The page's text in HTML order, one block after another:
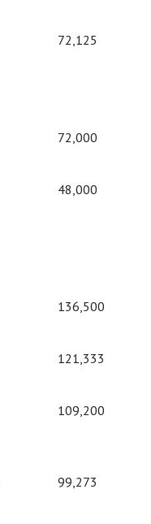
72,125
72,000
48,000
136,500
121,333
109,200
99,273